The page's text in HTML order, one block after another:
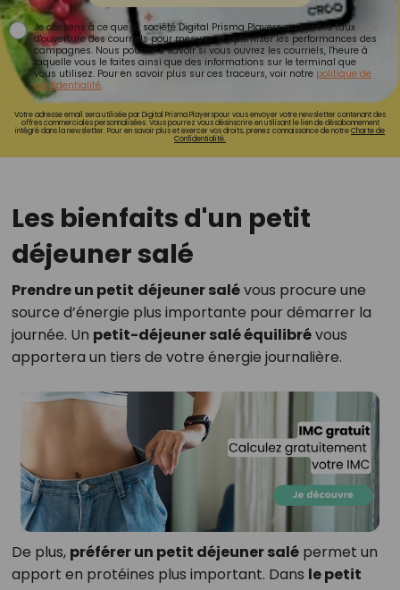
Je consens à ce que la société Digital Prisma Players analyse le taux
d'ouverture des courriels pour mesurer et optimiser les performances des
campagnes. Nous pourrons savoir si vous ouvrez les courriels, l'heure à
laquelle vous le faites ainsi que des informations sur le terminal que
vous utilisez. Pour en savoir plus sur ces traceurs, voir notre politique de
confidentialité.
Votre adresse email sera utilisée par Digital Prisma Playerspour vous envoyer votre newsletter contenant des
offres commerciales personnalisées. Vous pourrez vous désinscrire en utilisant le lien de désabonnement
intégré dans la newsletter. Pour en savoir plus et exercer vos droits, prenez connaissance de notreCharte de
Confidentialité.
Les bienfaits d'un petit
déjeuner salé
Prendre un petit déjeuner salévous procure une
source d’énergie plus importante pour démarrer la
journée. Un petit-déjeuner salé équilibrévous
apportera un tiers de votre énergie journalière.
De plus, préférer un petit déjeuner salépermet un
apport en protéines plus important. Dans le petit